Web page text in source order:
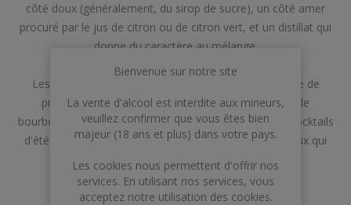
côté doux (généralement, du sirop de sucre), un côté amer
procuré par le jus de citron ou de citron vert, et un distillat qui
donne du caractère au mélange.
Les alcools les plus couramment utilisés dans ce type de
préparation sont habituellement le rhum (Daiquiri), le
bourbon, la vodka et le gin. Reconnu comme l'un des cocktails
d'été par excellence, le Vodka Sour est parfait pour ceux qui
recherchent une boisson fraîche et légère.
Bienvenue sur notre site
La vente d'alcool est interdite aux mineurs,
veuillez confirmer que vous êtes bien
majeur (18 ans et plus) dans votre pays.
Les cookies nous permettent d'offrir nos
services. En utilisant nos services, vous
acceptez notre utilisation des cookies.